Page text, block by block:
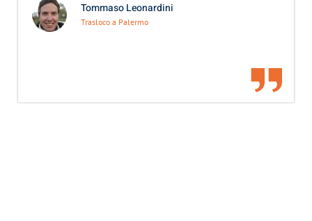
Tommaso Leonardini
Trasloco a Palermo